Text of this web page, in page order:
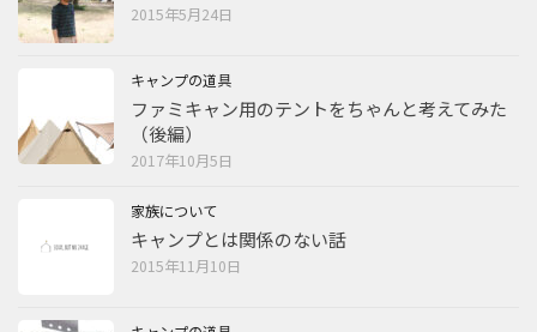
2015年5月24日
キャンプの道具
ファミキャン用のテントをちゃんと考えてみた
（後編）
2017年10月5日
家族について
キャンプとは関係のない話
2015年11月10日